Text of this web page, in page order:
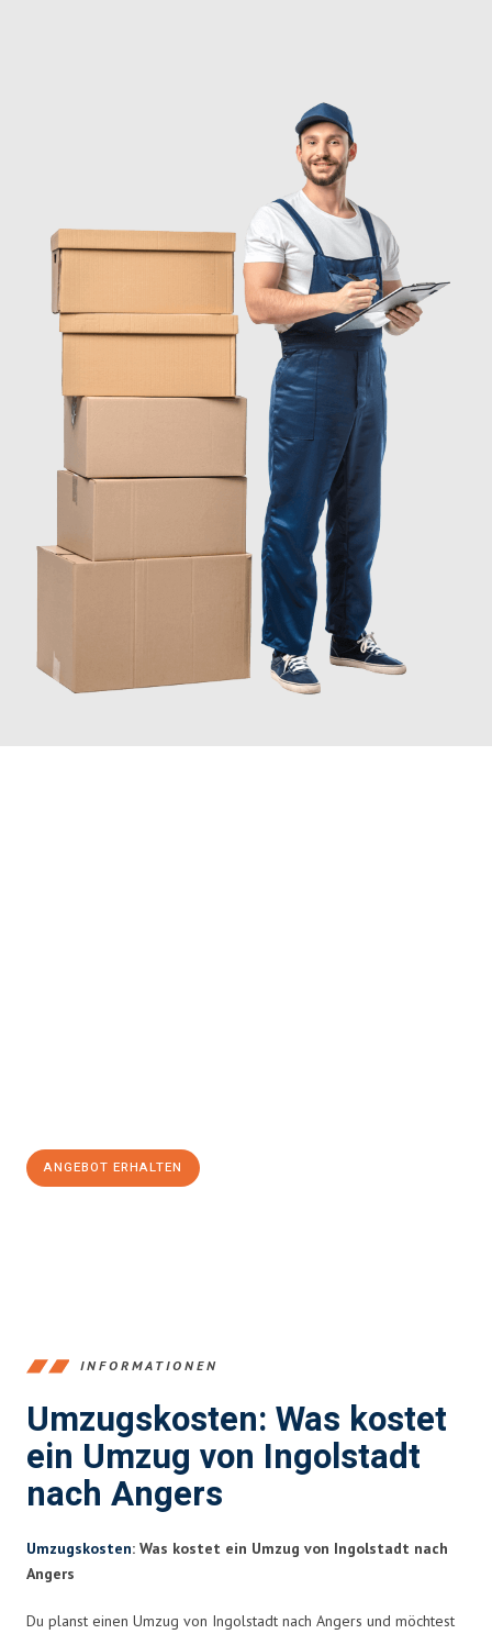
ANGEBOT ERHALTEN
INFORMATIONEN
Umzugskosten: Was kostet
ein Umzug von Ingolstadt
nach Angers
Umzugskosten: Was kostet ein Umzug von Ingolstadt nach
Angers
Du planst einen Umzug von Ingolstadt nach Angers und möchtest